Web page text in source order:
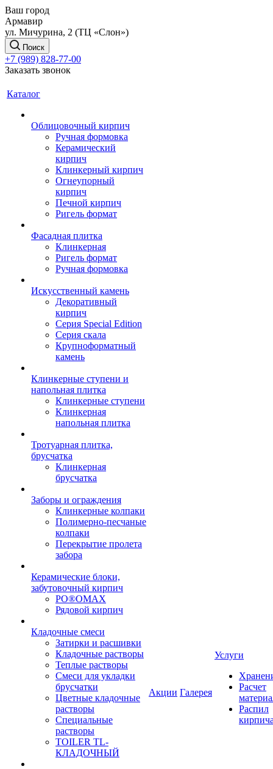
Ваш город
Армавир
ул. Мичурина, 2 (ТЦ «Слон»)
Поиск
+7 (989) 828-77-00
Заказать звонок
Каталог
Облицовочный кирпич
Ручная формовка
Керамический
кирпич
Клинкерный кирпич
Огнеупорный
кирпич
Печной кирпич
Ригель формат
Фасадная плитка
Клинкерная
Ригель формат
Ручная формовка
Искусственный камень
Декоративный
кирпич
Серия Special Edition
Серия скала
Крупноформатный
камень
Клинкерные ступени и
напольная плитка
Клинкерные ступени
Клинкерная
напольная плитка
Тротуарная плитка,
брусчатка
Клинкерная
брусчатка
Заборы и ограждения
Клинкерные колпаки
Полимерно-песчаные
колпаки
Перекрытие пролета
забора
Керамические блоки,
забутовочный кирпич
PO®OMAX
Рядовой кирпич
Кладочные смеси
Затирки и расшивки
Кладочные растворы
Теплые растворы
Смеси для укладки
брусчатки
Цветные кладочные
растворы
Специальные
растворы
TOILER TL-
КЛАДОЧНЫЙ
Акции Галерея
Услуги
Расчет
Распил